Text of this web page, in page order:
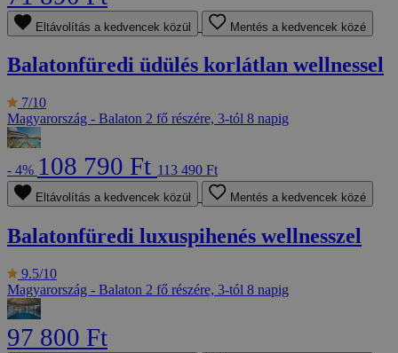
Eltávolítás a kedvencek közül Mentés a kedvencek közé
Balatonfüredi üdülés korlátlan wellnessel
7/10
Magyarország - Balaton 2 fő részére, 3-tól 8 napig
- 4% 108 790 Ft 113 490 Ft
Eltávolítás a kedvencek közül Mentés a kedvencek közé
Balatonfüredi luxuspihenés wellnesszel
9.5/10
Magyarország - Balaton 2 fő részére, 3-tól 8 napig
97 800 Ft